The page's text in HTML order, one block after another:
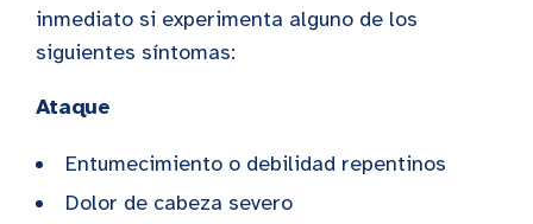
inmediato si experimenta alguno de los
siguientes síntomas:
Ataque
Entumecimiento o debilidad repentinos
Dolor de cabeza severo